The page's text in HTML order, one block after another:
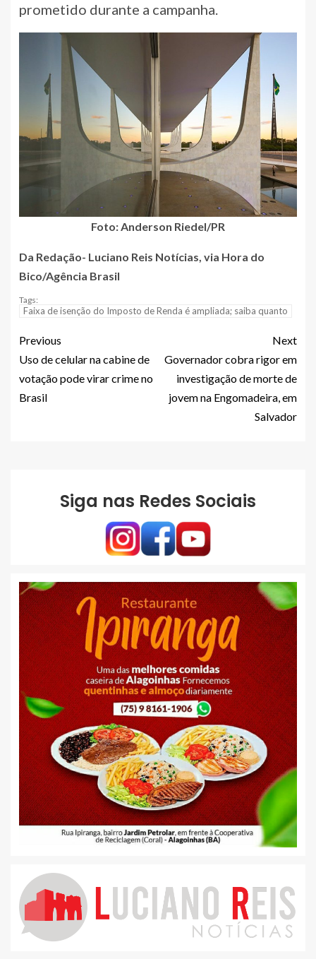
prometido durante a campanha.
Foto: Anderson Riedel/PR
Da Redação- Luciano Reis Notícias, via Hora do
Bico/Agência Brasil
Tags:
Faixa de isenção do Imposto de Renda é ampliada; saiba quanto
Previous
Uso de celular na cabine de
votação pode virar crime no
Brasil
Next
Governador cobra rigor em
investigação de morte de
jovem na Engomadeira, em
Salvador
Siga nas Redes Sociais